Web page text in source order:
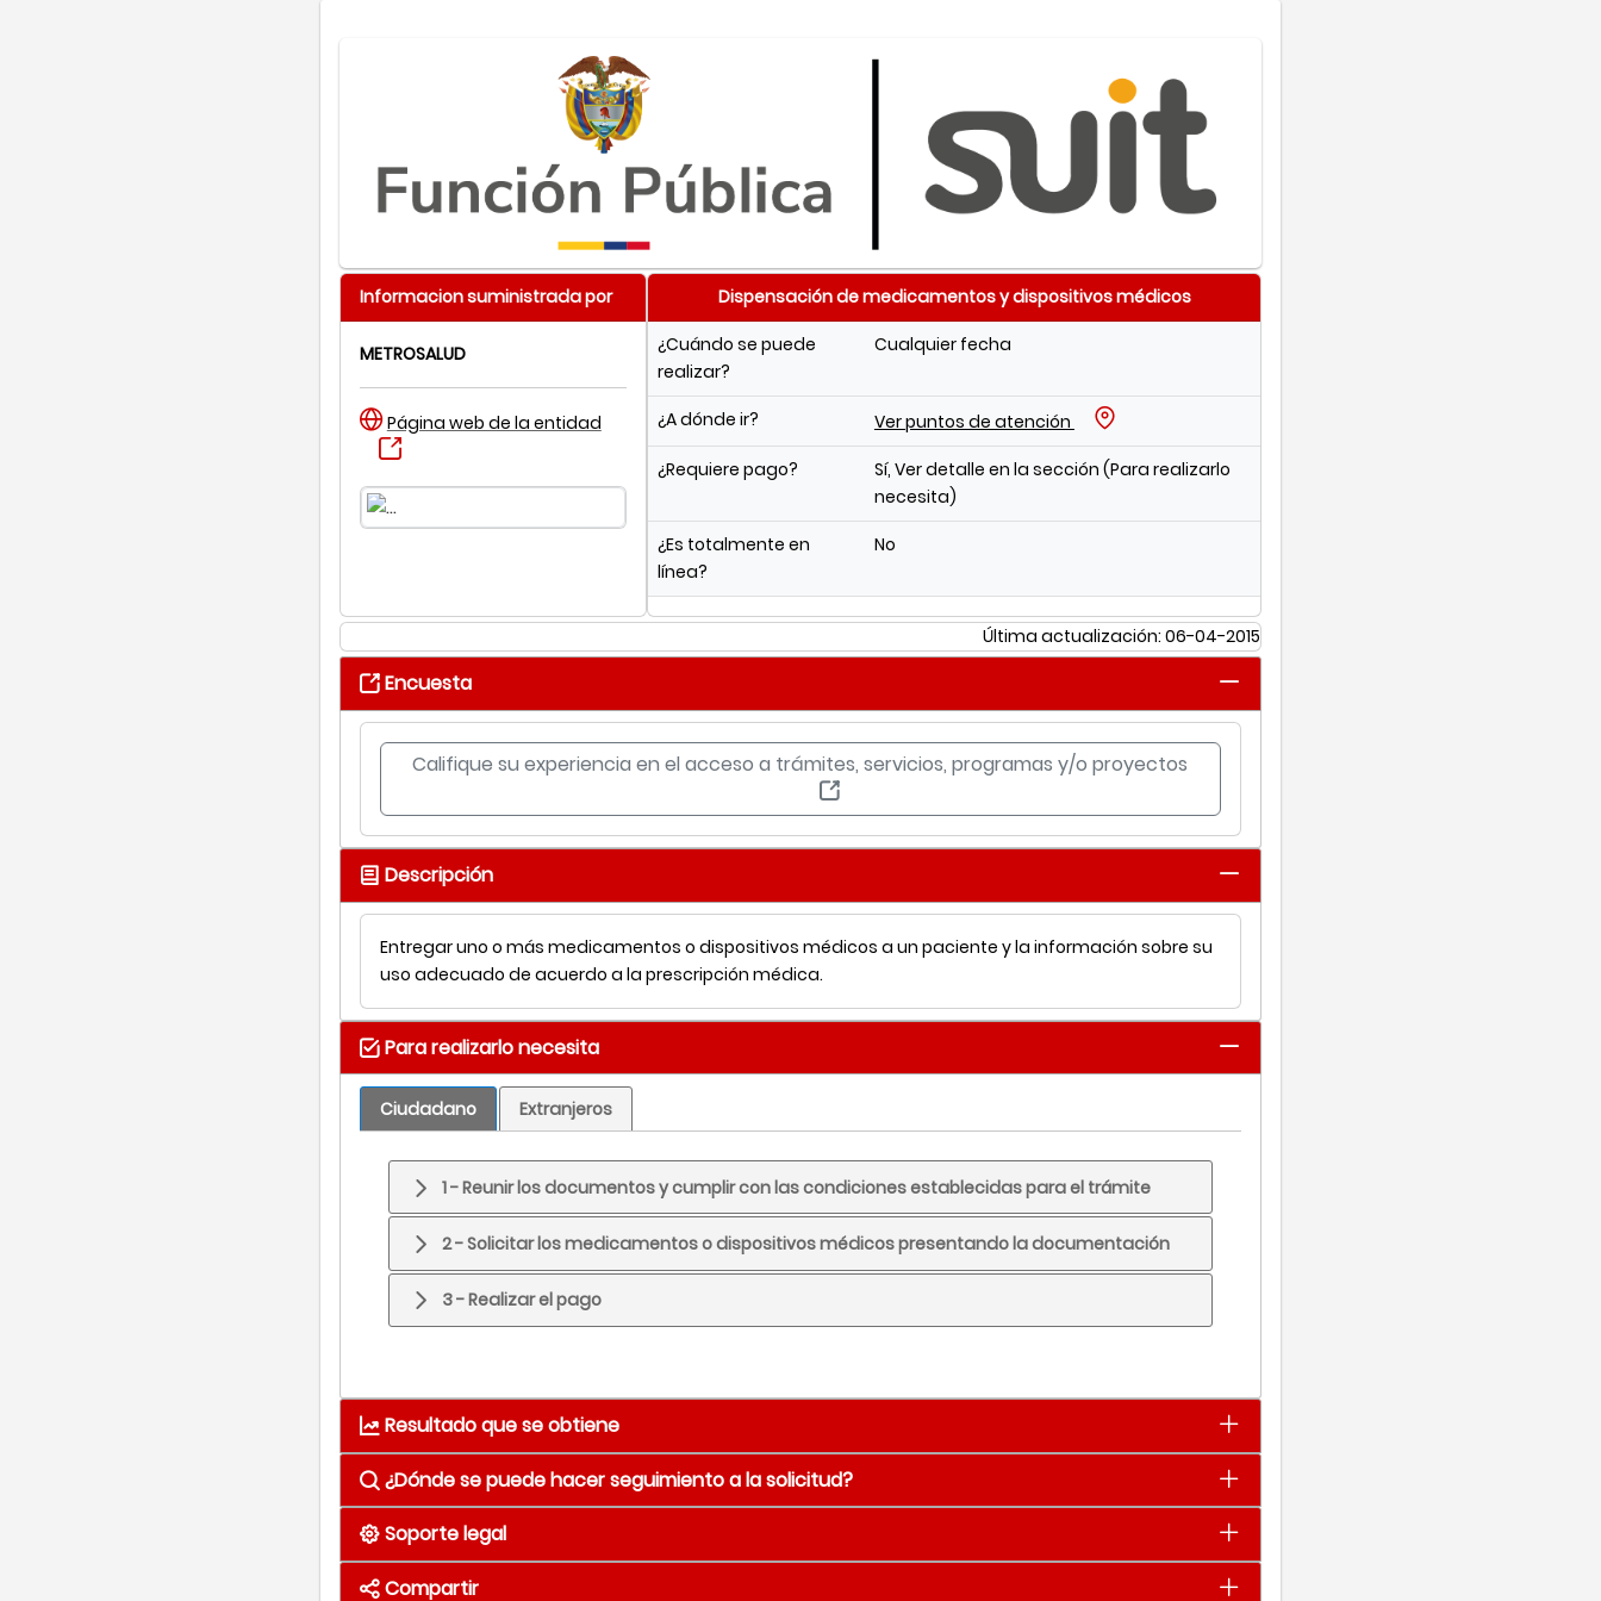
Informacion suministrada por
METROSALUD
Página web de la entidad
Dispensación de medicamentos y dispositivos médicos
¿Cuándo se puede
realizar?
Cualquier fecha
¿A dónde ir?
Ver puntos de atención
¿Requiere pago?
Sí, Ver detalle en la sección (Para realizarlo
necesita)
¿Es totalmente en
línea?
No
Última actualización: 06-04-2015
Encuesta
Califique su experiencia en el acceso a trámites, servicios, programas y/o proyectos
Descripción
Entregar uno o más medicamentos o dispositivos médicos a un paciente y la información sobre su
uso adecuado de acuerdo a la prescripción médica.
Para realizarlo necesita
Ciudadano Extranjeros
1 - Reunir los documentos y cumplir con las condiciones establecidas para el trámite
2 - Solicitar los medicamentos o dispositivos médicos presentando la documentación
3 - Realizar el pago
Resultado que se obtiene
Resultado Medicamento o dispositivo médico dispensado
Se obtiene en 1 Hora(s) - (es)
¿Dónde se puede hacer seguimiento a la solicitud?
Medio
Presencial
Soporte legal
Compartir